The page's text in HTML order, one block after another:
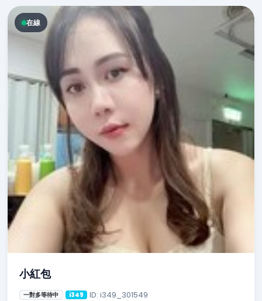
在線
小紅包
一對多等待中 i349 ID: i349_301549